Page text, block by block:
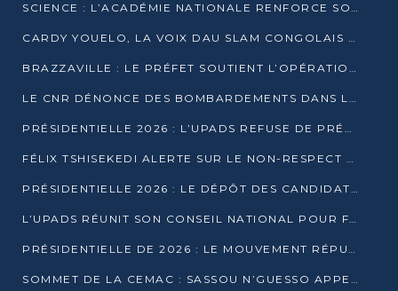
SCIENCE : L’ACADÉMIE NATIONALE RENFORCE SON ÉQUIPE ET TRACE SA FEUILLE DE ROUTE 2026
CARDY YOUELO, LA VOIX DAU SLAM CONGOLAIS QUI INTERPELLE LE MONDE
BRAZZAVILLE : LE PRÉFET SOUTIENT L’OPÉRATION « ZÉRO KULUNA » ET APPELLE À LA VIGILANCE CITOYENNE
LE CNR DÉNONCE DES BOMBARDEMENTS DANS LE POOL ET ACCUSE LE GOUVERNEMENT
PRÉSIDENTIELLE 2026 : L’UPADS REFUSE DE PRÉSENTER UN CANDIDAT ET DÉNONCE UN PROCESSUS NON CRÉDIBLE
FÉLIX TSHISEKEDI ALERTE SUR LE NON-RESPECT DES ENGAGEMENTS DE PAIX APRÈS SA RENCONTRE AVEC D. SASSOU-NGUESSO
PRÉSIDENTIELLE 2026 : LE DÉPÔT DES CANDIDATURES OUVERT DU 29 JANVIER AU 12 FÉVRIER
L’UPADS RÉUNIT SON CONSEIL NATIONAL POUR FIXER SA LIGNE POLITIQUE À DEUX MOIS DE LA PRÉSIDENTIELLE
PRÉSIDENTIELLE DE 2026 : LE MOUVEMENT RÉPUBLICAIN DÉNONCE UNE CONVOCATION ÉLECTORALE « OPAQUE ET PRÉCIPITÉE »
SOMMET DE LA CEMAC : SASSOU N’GUESSO APPELLE À LA VIGILANCE FACE AUX RISQUES ÉCONOMIQUES